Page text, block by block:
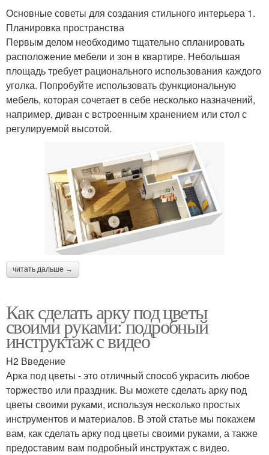
Основные советы для создания стильного интерьера 1.
Планировка пространства
Первым делом необходимо тщательно спланировать
расположение мебели и зон в квартире. Небольшая
площадь требует рационального использования каждого
уголка. Попробуйте использовать функциональную
мебель, которая сочетает в себе несколько назначений,
например, диван с встроенным хранением или стол с
регулируемой высотой.
читать дальше →
Как сделать арку под цветы
своими руками: подробный
инструктаж с видео
H2 Введение
Арка под цветы - это отличный способ украсить любое
торжество или праздник. Вы можете сделать арку под
цветы своими руками, используя несколько простых
инструментов и материалов. В этой статье мы покажем
вам, как сделать арку под цветы своими руками, а также
предоставим вам подробный инструктаж с видео.